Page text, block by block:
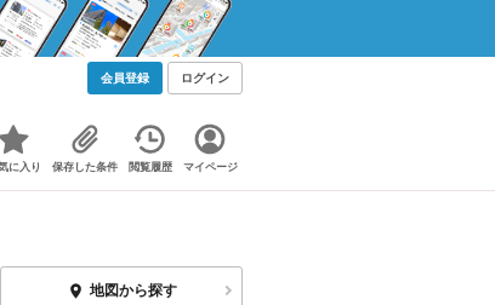
会員登録 ログイン
に入り 保存した条件 閲覧履歴 マイページ
地図から探す